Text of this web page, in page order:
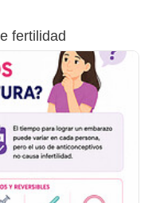
fertilidad